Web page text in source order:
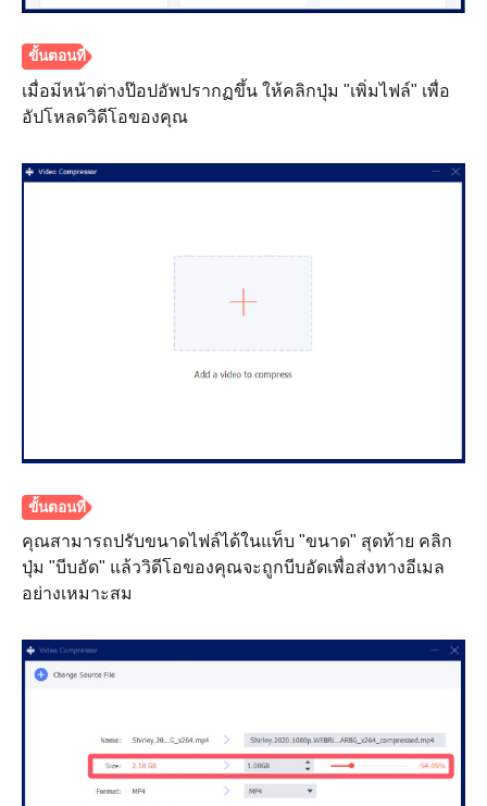
ขั้นตอนที่
เมื่อมีหน้าต่างป๊อปอัพปรากฏขึ้น ให้คลิกปุ่ม "เพิ่มไฟล์" เพื่อ
อัปโหลดวิดีโอของคุณ
คุณสามารถปรับขนาดไฟล์ได้ในแท็บ "ขนาด" สุดท้าย คลิก
ปุ่ม "บีบอัด" แล้ววิดีโอของคุณจะถูกบีบอัดเพื่อส่งทางอีเมล
อย่างเหมาะสม